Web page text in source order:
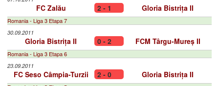
FC Zalău 2 - 1 Gloria Bistrița II
Romania - Liga 3 Etapa 7
30.09.2011
Gloria Bistrița II 0 - 2 FCM Târgu-Mureș II
Romania - Liga 3 Etapa 6
23.09.2011
FC Seso Câmpia-Turzii 2 - 0 Gloria Bistrița II